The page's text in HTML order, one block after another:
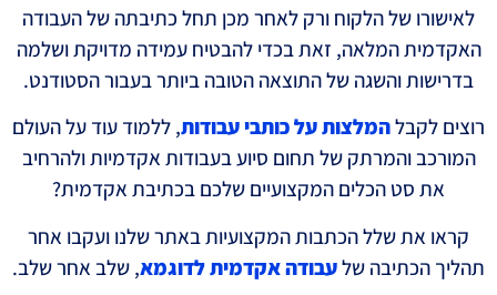
לאישורו של הלקוח ורק לאחר מכן תחל כתיבתה של העבודה
האקדמית המלאה, זאת בכדי להבטיח עמידה מדויקת ושלמה
בדרישות והשגה של התוצאה הטובה ביותר בעבור הסטודנט.
רוצים לקבלהמלצות על כותבי עבודות, ללמוד עוד על העולם
המורכב והמרתק של תחום סיוע בעבודות אקדמיות ולהרחיב
את סט הכלים המקצועיים שלכם בכתיבת אקדמית?
קראו את שלל הכתבות המקצועיות באתר שלנו ועקבו אחר
תהליך הכתיבה שלעבודה אקדמית לדוגמא, שלב אחר שלב.